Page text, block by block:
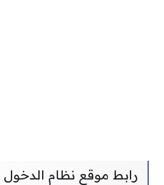
رابط موقع نظام الدخول